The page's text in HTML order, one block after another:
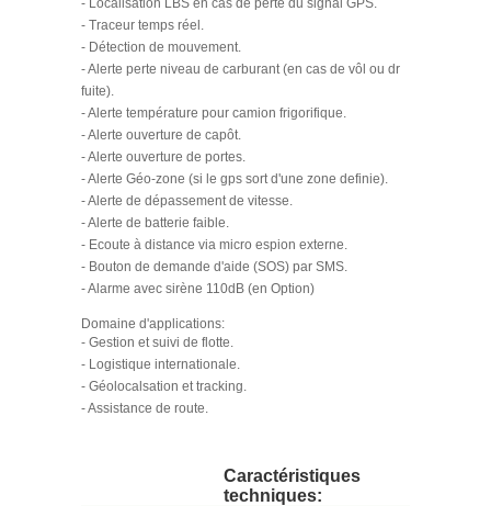
- Localisation LBS en cas de perte du signal GPS.
- Traceur temps réel.
- Détection de mouvement.
- Alerte perte niveau de carburant (en cas de vôl ou dr
fuite).
- Alerte température pour camion frigorifique.
- Alerte ouverture de capôt.
- Alerte ouverture de portes.
- Alerte Géo-zone (si le gps sort d'une zone definie).
- Alerte de dépassement de vitesse.
- Alerte de batterie faible.
- Ecoute à distance via micro espion externe.
- Bouton de demande d'aide (SOS) par SMS.
- Alarme avec sirène 110dB (en Option)
Domaine d'applications:
- Gestion et suivi de flotte.
- Logistique internationale.
- Géolocalsation et tracking.
- Assistance de route.
Caractéristiques
techniques: